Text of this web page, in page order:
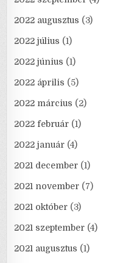
2022 augusztus (3)
2022 július (1)
2022 június (1)
2022 április (5)
2022 március (2)
2022 február (1)
2022 január (4)
2021 december (1)
2021 november (7)
2021 október (3)
2021 szeptember (4)
2021 augusztus (1)